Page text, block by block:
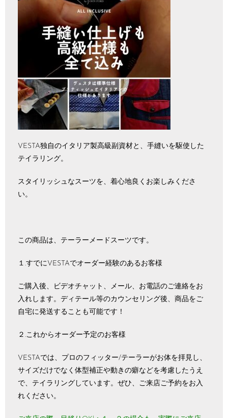
VESTA独自のイタリア製高級副資材と、手縫いを駆使した
テイラリング。
スタイリッシュなスーツを、着心地良くお楽しみくださ
い。
この商品は、テーラーメードスーツです。
１.すでにVESTAでオーダー経験のあるお客様
ご購入後、ビデオチャット、メール、お電話のご連絡をお
入れします。ディテール等のカウンセリング後、商品をご
自宅に発送することも可能です！
２.これからオーダー予定のお客様
VESTAでは、プロのフィッター/テーラーがお体を拝見し、
サイズだけでなく体型補正や動きの癖などを考慮したうえ
で、テイラリングしています。ぜひ、ご来店ご予約をお入
れください。